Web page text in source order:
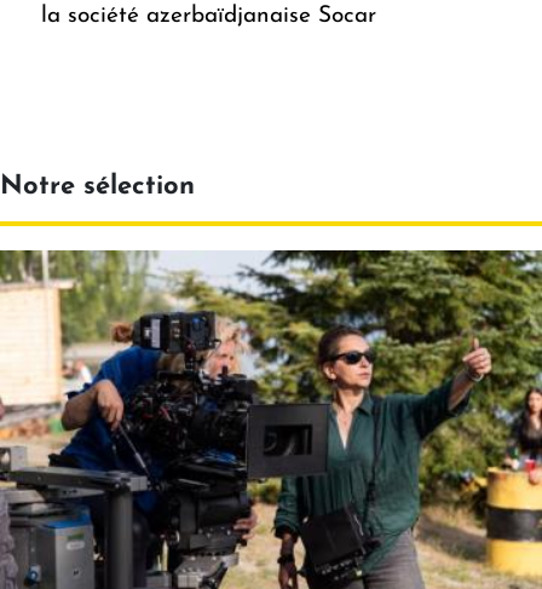
la société azerbaïdjanaise Socar
Notre sélection